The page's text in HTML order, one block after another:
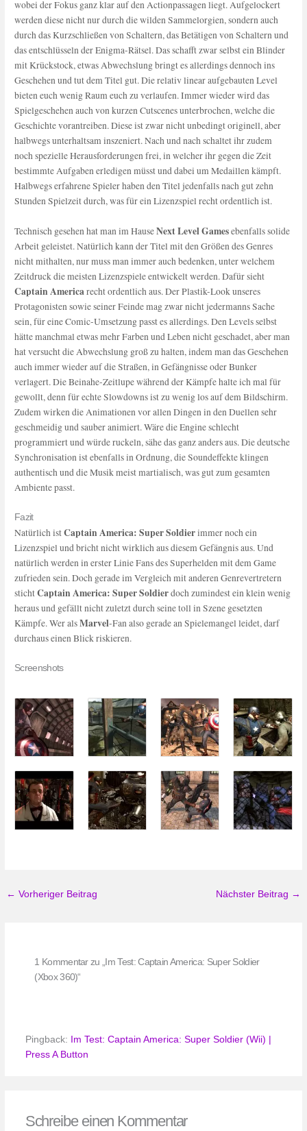
wobei der Fokus ganz klar auf den Actionpassagen liegt. Aufgelockert
werden diese nicht nur durch die wilden Sammelorgien, sondern auch
durch das Kurzschließen von Schaltern, das Betätigen von Schaltern und
das entschlüsseln der Enigma-Rätsel. Das schafft zwar selbst ein Blinder
mit Krückstock, etwas Abwechslung bringt es allerdings dennoch ins
Geschehen und tut dem Titel gut. Die relativ linear aufgebauten Level
bieten euch wenig Raum euch zu verlaufen. Immer wieder wird das
Spielgeschehen auch von kurzen Cutscenes unterbrochen, welche die
Geschichte vorantreiben. Diese ist zwar nicht unbedingt originell, aber
halbwegs unterhaltsam inszeniert. Nach und nach schaltet ihr zudem
noch spezielle Herausforderungen frei, in welcher ihr gegen die Zeit
bestimmte Aufgaben erledigen müsst und dabei um Medaillen kämpft.
Halbwegs erfahrene Spieler haben den Titel jedenfalls nach gut zehn
Stunden Spielzeit durch, was für ein Lizenzspiel recht ordentlich ist.
Technisch gesehen hat man im HauseNext Level Gamesebenfalls solide
Arbeit geleistet. Natürlich kann der Titel mit den Größen des Genres
nicht mithalten, nur muss man immer auch bedenken, unter welchem
Zeitdruck die meisten Lizenzspiele entwickelt werden. Dafür sieht
Captain Americarecht ordentlich aus. Der Plastik-Look unseres
Protagonisten sowie seiner Feinde mag zwar nicht jedermanns Sache
sein, für eine Comic-Umsetzung passt es allerdings. Den Levels selbst
hätte manchmal etwas mehr Farben und Leben nicht geschadet, aber man
hat versucht die Abwechslung groß zu halten, indem man das Geschehen
auch immer wieder auf die Straßen, in Gefängnisse oder Bunker
verlagert. Die Beinahe-Zeitlupe während der Kämpfe halte ich mal für
gewollt, denn für echte Slowdowns ist zu wenig los auf dem Bildschirm.
Zudem wirken die Animationen vor allen Dingen in den Duellen sehr
geschmeidig und sauber animiert. Wäre die Engine schlecht
programmiert und würde ruckeln, sähe das ganz anders aus. Die deutsche
Synchronisation ist ebenfalls in Ordnung, die Soundeffekte klingen
authentisch und die Musik meist martialisch, was gut zum gesamten
Ambiente passt.
Fazit
Natürlich istCaptain America: Super Soldierimmer noch ein
Lizenzspiel und bricht nicht wirklich aus diesem Gefängnis aus. Und
natürlich werden in erster Linie Fans des Superhelden mit dem Game
zufrieden sein. Doch gerade im Vergleich mit anderen Genrevertretern
stichtCaptain America: Super Soldierdoch zumindest ein klein wenig
heraus und gefällt nicht zuletzt durch seine toll in Szene gesetzten
Kämpfe. Wer alsMarvel-Fan also gerade an Spielemangel leidet, darf
durchaus einen Blick riskieren.
Screenshots
← Vorheriger Beitrag Nächster Beitrag →
1 Kommentar zu „Im Test: Captain America: Super Soldier
(Xbox 360)“
Pingback:
Im Test: Captain America: Super Soldier (Wii) |
Press A Button
Schreibe einen Kommentar